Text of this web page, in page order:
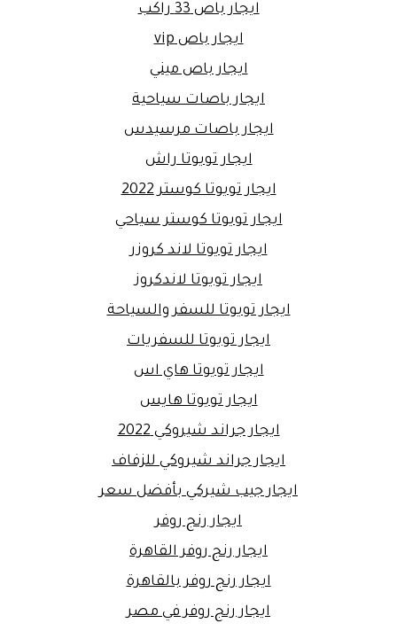
ايجار باص 33 راكب
ايجار باص vip
ايجار باص ميني
ايجار باصات سياحية
ايجار باصات مرسيدس
ايجار تويوتا راش
ايجار تويوتا كوستر 2022
ايجار تويوتا كوستر سياحي
ايجار تويوتا لاند كروزر
ايجار تويوتا لاندكروز
ايجار تويوتا للسفر والسياحة
ايجار تويوتا للسفريات
ايجار تويوتا هاي اس
ايجار تويوتا هايس
ايجار جراند شيروكي 2022
ايجار جراند شيروكي للزفاف
ايجار جيب شيركي بأفضل سعر
ايجار رنج روفر
ايجار رنج روفر القاهرة
ايجار رنج روفر بالقاهرة
ايجار رنج روفر في مصر